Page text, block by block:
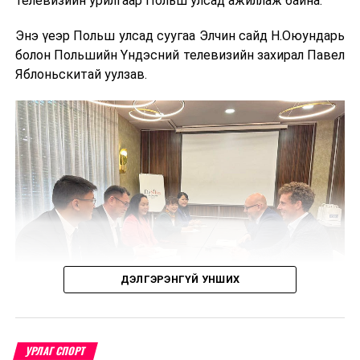
сурталчлах, хил дамнасан аялал жуулчлалын хамтын
урсгалыг нэмэгдүүлэхэд чухал ач холбогдолтой юм.
Энэ үеэр Польш улсад суугаа Элчин сайд Н.Оюундарь
болон Польшийн Үндэсний телевизийн захирал Павел
Яблоньскитай уулзав.
ДЭЛГЭРЭНГҮЙ УНШИХ
УРЛАГ СПОРТ